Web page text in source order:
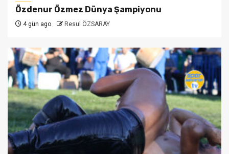
Özdenur Özmez Dünya Şampiyonu
4 gün ago Resul ÖZSARAY